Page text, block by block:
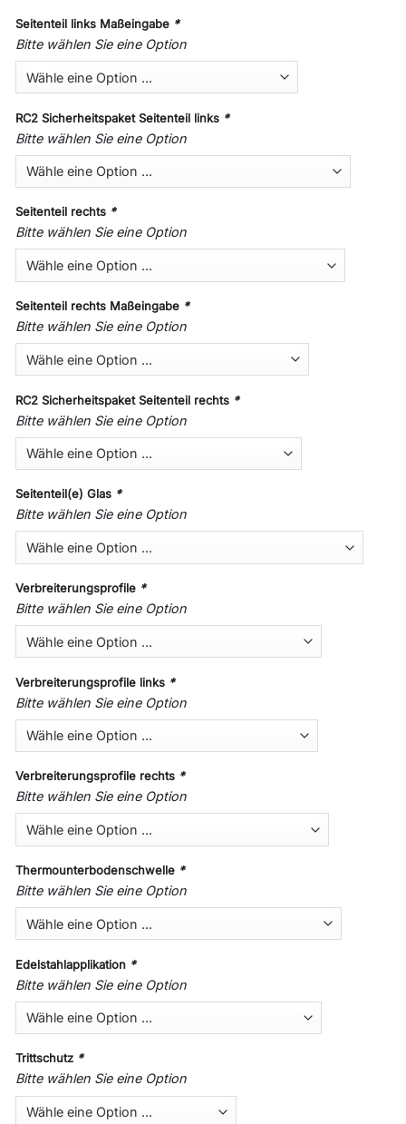
Seitenteil links Maßeingabe *
Bitte wählen Sie eine Option
RC2 Sicherheitspaket Seitenteil links *
Bitte wählen Sie eine Option
Seitenteil rechts *
Bitte wählen Sie eine Option
Seitenteil rechts Maßeingabe *
Bitte wählen Sie eine Option
RC2 Sicherheitspaket Seitenteil rechts *
Bitte wählen Sie eine Option
Seitenteil(e) Glas *
Bitte wählen Sie eine Option
Verbreiterungsprofile *
Bitte wählen Sie eine Option
Verbreiterungsprofile links *
Bitte wählen Sie eine Option
Verbreiterungsprofile rechts *
Bitte wählen Sie eine Option
Thermounterbodenschwelle *
Bitte wählen Sie eine Option
Edelstahlapplikation *
Bitte wählen Sie eine Option
Trittschutz *
Bitte wählen Sie eine Option